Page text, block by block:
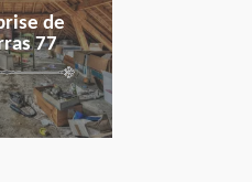
de
77